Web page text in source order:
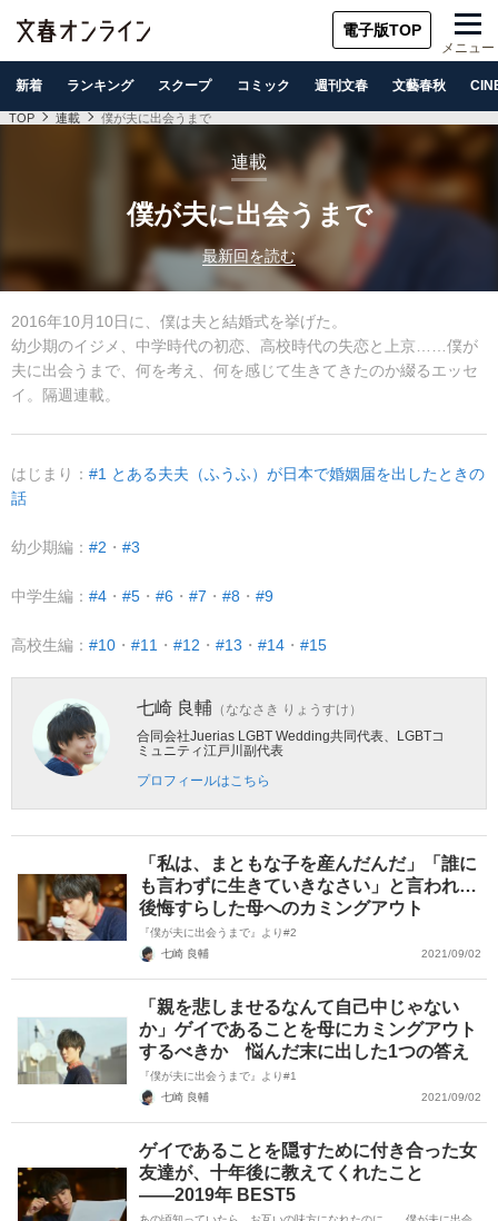
電子版TOP
メニュー
新着 ランキング スクープ コミック 週刊文春 文藝春秋
TOP 連載 僕が夫に出会うまで
連載
僕が夫に出会うまで
最新回を読む
2016年10月10日に、僕は夫と結婚式を挙げた。
幼少期のイジメ、中学時代の初恋、高校時代の失恋と上京……僕が
夫に出会うまで、何を考え、何を感じて生きてきたのか綴るエッセ
イ。隔週連載。
はじまり： #1 とある夫夫（ふうふ）が日本で婚姻届を出したときの
話
幼少期編： #2 ・ #3
中学生編： #4 ・ #5 ・ #6 ・ #7 ・ #8 ・ #9
高校生編： #10 ・ #11 ・ #12 ・ #13 ・ #14 ・ #15
七崎 良輔 （ななさき りょうすけ）
合同会社Juerias LGBT Wedding共同代表、LGBTコ
ミュニティ江戸川副代表
プロフィールはこちら
「私は、まともな子を産んだんだ」「誰に
も言わずに生きていきなさい」と言われ…
後悔すらした母へのカミングアウト
『僕が夫に出会うまで』より#2
七崎 良輔
2021/09/02
「親を悲しませるなんて自己中じゃない
か」ゲイであることを母にカミングアウト
するべきか 悩んだ末に出した1つの答え
『僕が夫に出会うまで』より#1
七崎 良輔
2021/09/02
ゲイであることを隠すために付き合った女
友達が、十年後に教えてくれたこと
――2019年 BEST5